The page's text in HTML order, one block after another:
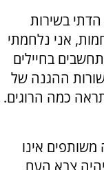
בשירות
אני נלחמתי
בחיילים
שורות ההגנה של
כמה הרוגים.
משותפים אינו